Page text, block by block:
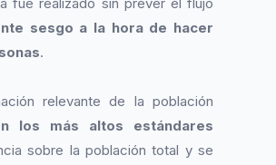
sesgo a la hora de hacer
.
relevante de la población
los más altos estándares
sobre la población total y se